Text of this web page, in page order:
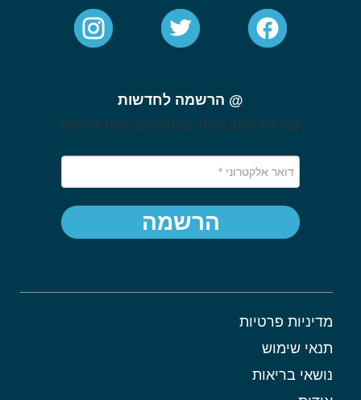
מדיניות פרטיות
תנאי שימוש
נושאי בריאות
@ הרשמה לחדשות
קבל את הטוב ביותר בתחום הבריאות והרווחה
הרשמה